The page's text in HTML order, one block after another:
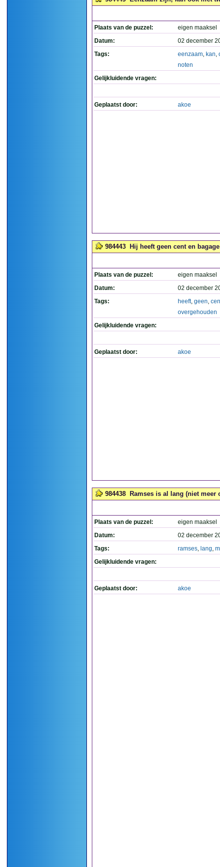
Plaats van de puzzel:
eigen maaksel
Datum:
02 december
Tags:
eenzaam, kan,
noten
Gelijkluidende vragen:
Geplaatst door: akoe
984443 Hij heeft geen cent en
Plaats van de puzzel:
eigen maaksel
Datum:
02 december
Tags:
heeft, geen,
overgehouden
Gelijkluidende vragen:
Geplaatst door: akoe
984438 Ramses is al lang (niet meer
Plaats van de puzzel:
eigen maaksel
Datum:
02 december
Tags:
ramses, lang,
Gelijkluidende vragen:
Geplaatst door: akoe